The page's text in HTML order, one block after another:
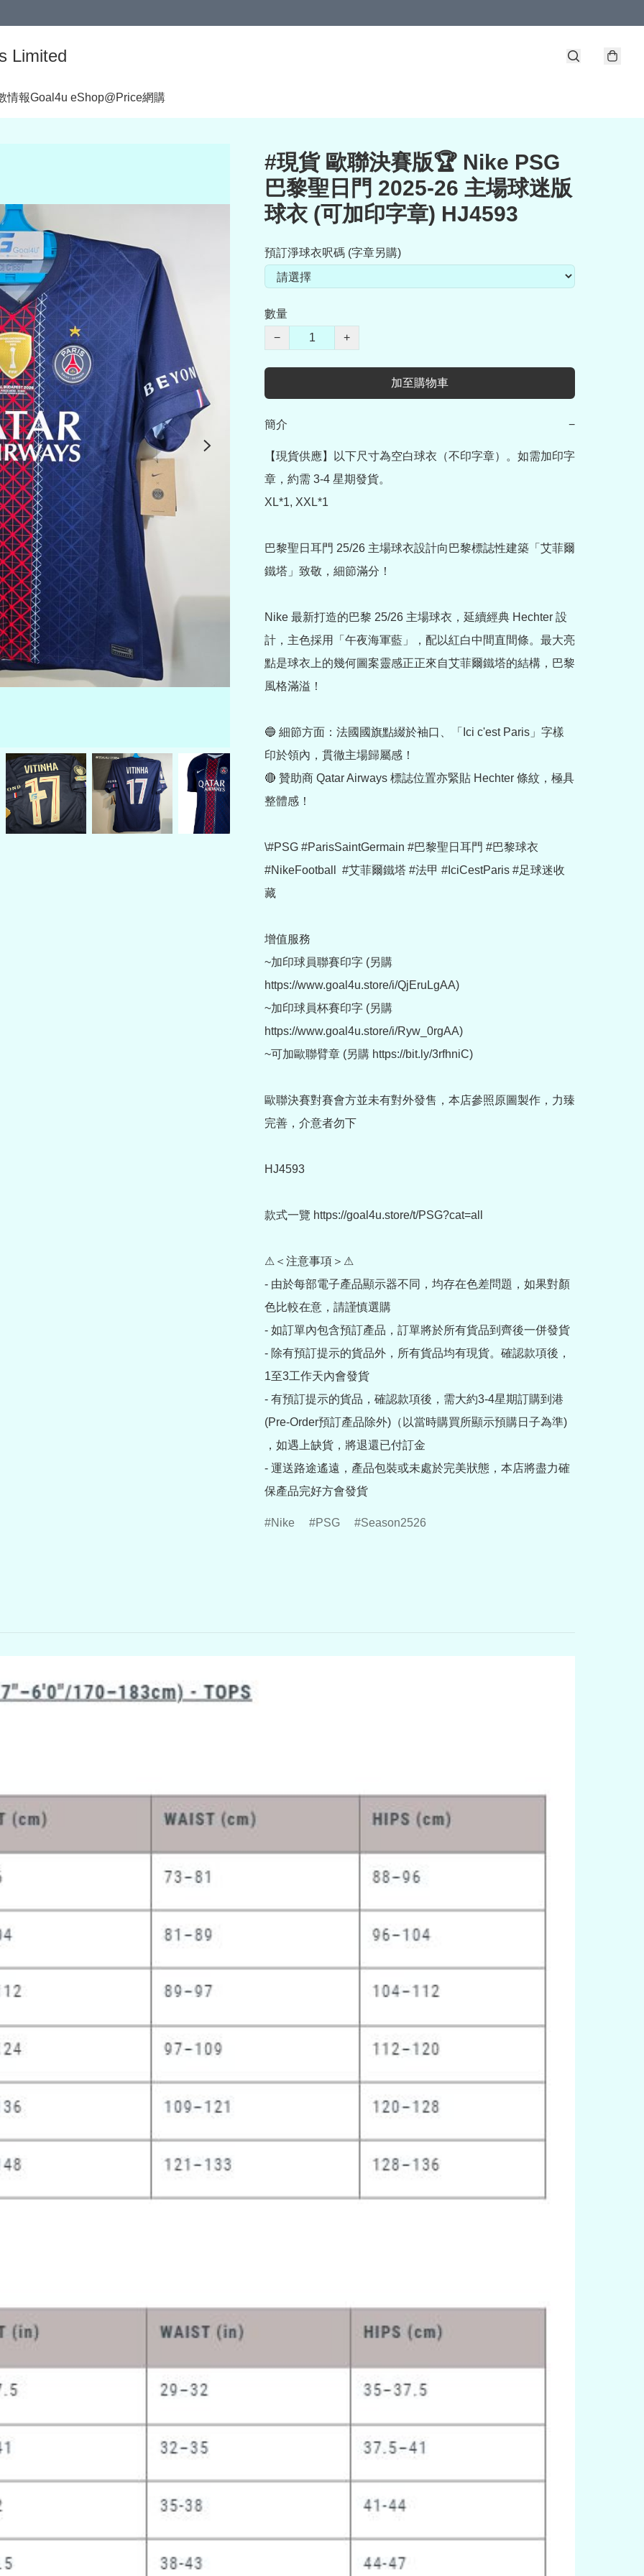
Limited
情報Goal4u eShop@Price網購
#現貨 歐聯決賽版🏆 Nike PSG
巴黎聖日門 2025-26 主場球迷版
球衣 (可加印字章) HJ4593
預訂淨球衣呎碼 (字章另購)
數量
−
+
加至購物車
簡介 −
【現貨供應】以下尺寸為空白球衣（不印字章）。如需加印字
章，約需 3-4 星期發貨。
XL*1, XXL*1
巴黎聖日耳門 25/26 主場球衣設計向巴黎標誌性建築「艾菲爾
鐵塔」致敬，細節滿分！
Nike 最新打造的巴黎 25/26 主場球衣，延續經典 Hechter 設
計，主色採用「午夜海軍藍」，配以紅白中間直間條。最大亮
點是球衣上的幾何圖案靈感正正來自艾菲爾鐵塔的結構，巴黎
風格滿溢！
🔵 細節方面：法國國旗點綴於袖口、「Ici c'est Paris」字樣
印於領內，貫徹主場歸屬感！
🔴 贊助商 Qatar Airways 標誌位置亦緊貼 Hechter 條紋，極具
整體感！
\#PSG #ParisSaintGermain #巴黎聖日耳門 #巴黎球衣
#NikeFootball  #艾菲爾鐵塔 #法甲 #IciCestParis #足球迷收
藏
增值服務
~加印球員聯賽印字 (另購
https://www.goal4u.store/i/QjEruLgAA)
~加印球員杯賽印字 (另購
https://www.goal4u.store/i/Ryw_0rgAA)
~可加歐聯臂章 (另購 https://bit.ly/3rfhniC)
歐聯決賽對賽會方並未有對外發售，本店參照原圖製作，力臻
完善，介意者勿下
HJ4593
款式一覽 https://goal4u.store/t/PSG?cat=all
⚠＜注意事項＞⚠
- 由於每部電子產品顯示器不同，均存在色差問題，如果對顏
色比較在意，請謹慎選購
- 如訂單內包含預訂產品，訂單將於所有貨品到齊後一併發貨
- 除有預訂提示的貨品外，所有貨品均有現貨。確認款項後，
1至3工作天內會發貨
- 有預訂提示的貨品，確認款項後，需大約3-4星期訂購到港
(Pre-Order預訂產品除外)（以當時購買所顯示預購日子為準)
，如遇上缺貨，將退還已付訂金
- 運送路途遙遠，產品包裝或未處於完美狀態，本店將盡力確
保產品完好方會發貨
Nike PSG Season2526